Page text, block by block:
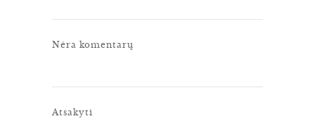
Nėra komentarų
Atsakyti